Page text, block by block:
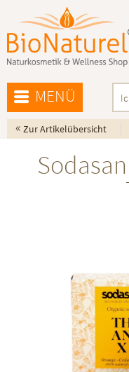
MENÜ
« Zur Artikelübersicht